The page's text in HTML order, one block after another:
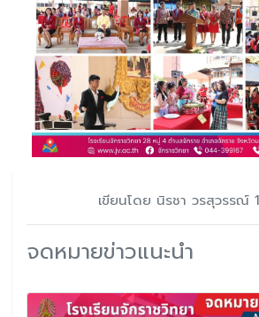
เขียนโดย นิรชา วรสุวรรณ์
จดหมายข่าวแนะนำ